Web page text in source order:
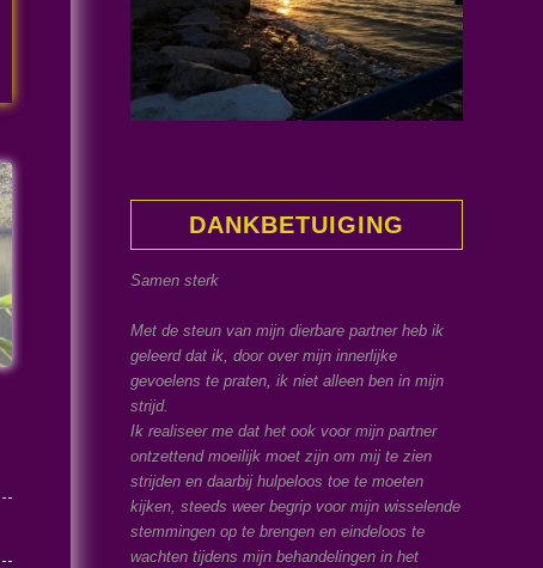
DANKBETUIGING
Samen sterk
Met de steun van mijn dierbare partner heb ik
geleerd dat ik, door over mijn innerlijke
gevoelens te praten, ik niet alleen ben in mijn
strijd.
Ik realiseer me dat het ook voor mijn partner
ontzettend moeilijk moet zijn om mij te zien
strijden en daarbij hulpeloos toe te moeten
kijken, steeds weer begrip voor mijn wisselende
stemmingen op te brengen en eindeloos te
wachten tijdens mijn behandelingen in het